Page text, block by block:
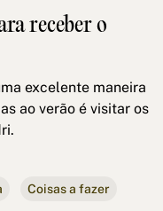
receber o
excelente maneira
ao verão é visitar os
Coisas a fazer